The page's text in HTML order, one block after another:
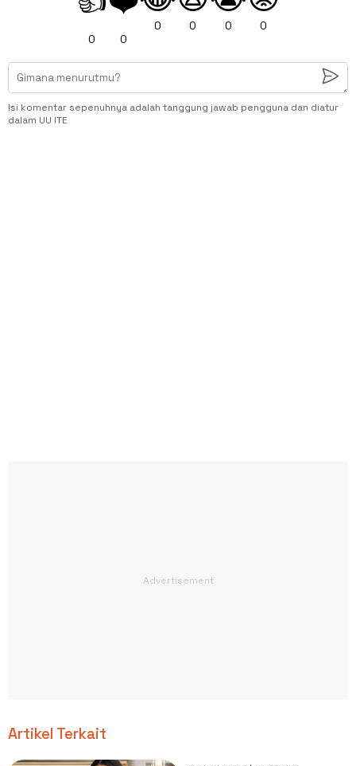
0 0
0 0 0 0
Isi komentar sepenuhnya adalah tanggung jawab pengguna dan diatur
dalam UU ITE
Artikel Terkait